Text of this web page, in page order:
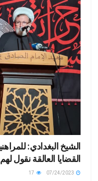
الشيخ البغدادي:
القضايا العالقة نقول